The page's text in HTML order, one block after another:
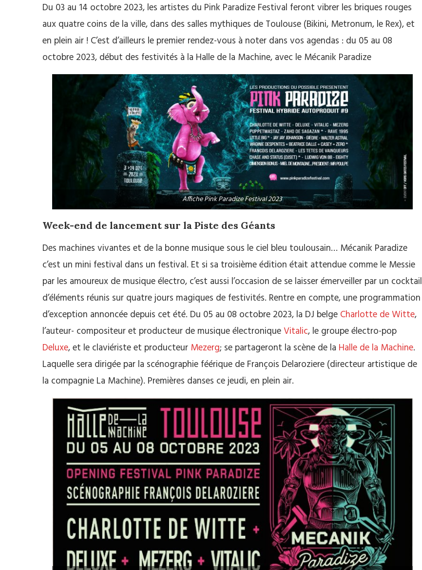
Du 03 au 14 octobre 2023, les artistes du Pink Paradize Festival feront vibrer les briques rouges
aux quatre coins de la ville, dans des salles mythiques de Toulouse (Bikini, Metronum, le Rex), et
en plein air ! C’est d’ailleurs le premier rendez-vous à noter dans vos agendas : du 05 au 08
octobre 2023, début des festivités à la Halle de la Machine, avec le Mécanik Paradize
Affiche Pink Paradize Festival 2023
Week-end de lancement sur la Piste des Géants
Des machines vivantes et de la bonne musique sous le ciel bleu toulousain… Mécanik Paradize
c’est un mini festival dans un festival. Et si sa troisième édition était attendue comme le Messie
par les amoureux de musique électro, c’est aussi l’occasion de se laisser émerveiller par un cocktail
d’éléments réunis sur quatre jours magiques de festivités. Rentre en compte, une programmation
d’exception annoncée depuis cet été. Du 05 au 08 octobre 2023, la DJ belge Charlotte de Witte,
l’auteur- compositeur et producteur de musique électroniqueVitalic, le groupe électro-pop
Deluxe, et le claviériste et producteur Mezerg; se partageront la scène de la Halle de la Machine.
Laquelle sera dirigée par la scénographie féérique de François Delaroziere (directeur artistique de
la compagnie La Machine). Premières danses ce jeudi, en plein air.